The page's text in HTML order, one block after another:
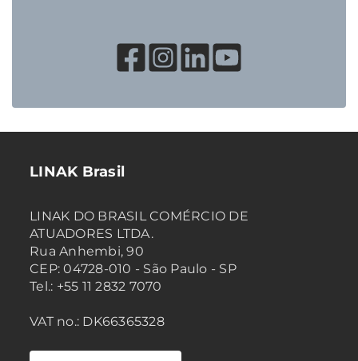
LINAK Brasil
LINAK DO BRASIL COMÉRCIO DE
ATUADORES LTDA.
Rua Anhembi, 90
CEP: 04728-010 - São Paulo - SP
Tel.: +55 11 2832 7070
VAT no.: DK66365328